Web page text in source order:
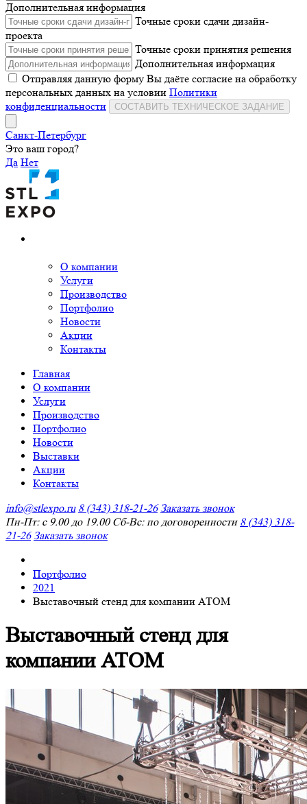
Дополнительная информация
Точные сроки сдачи дизайн-
проекта
Точные сроки принятия решения
Дополнительная информация
Отправляя данную форму Вы даёте согласие на обработку
персональных данных на условии Политики
конфиденциальности
СОСТАВИТЬ ТЕХНИЧЕСКОЕ ЗАДАНИЕ
Санкт-Петербург
Это ваш город?
Да Нет
О компании
Услуги
Производство
Портфолио
Новости
Акции
Контакты
Главная
О компании
Услуги
Производство
Портфолио
Новости
Выставки
Акции
Контакты
info@stlexpo.ru 8 (343) 318-21-26 Заказать звонок
Пн-Пт: с 9.00 до 19.00 Сб-Вс: по договоренности 8 (343) 318-
21-26 Заказать звонок
Портфолио
2021
Выставочный стенд для компании АТОМ
Выставочный стенд для
компании АТОМ